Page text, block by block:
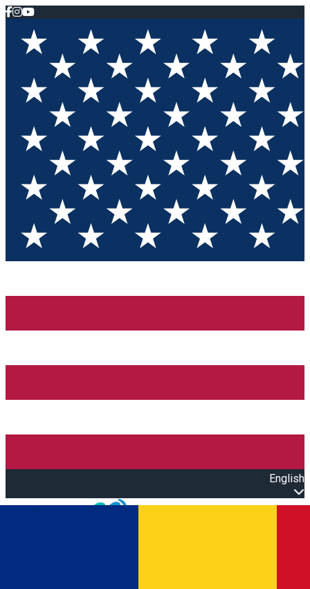
English